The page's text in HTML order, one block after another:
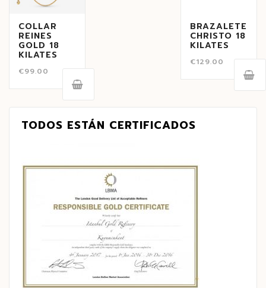
COLLAR
REINES
GOLD 18
KILATES
€99.00
BRAZALETE
CHRISTO 18
KILATES
€129.00
TODOS ESTÁN CERTIFICADOS